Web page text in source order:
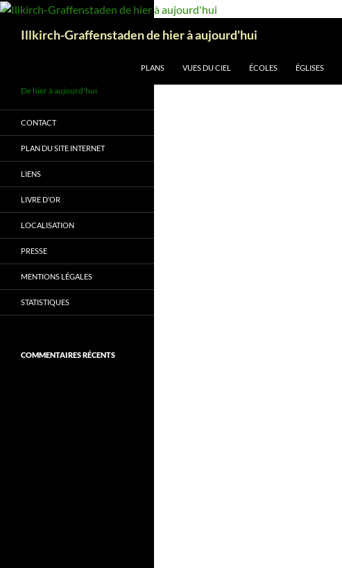
Aller
contenuIllkirch-Graffenstaden de hier à aujourd'hui
PLANS VUES DU CIEL ÉCOLES ÉGLISES
De hier à aujourd'hui
CONTACT
PLAN DU SITE INTERNET
LIENS
LIVRE D’OR
LOCALISATION
PRESSE
MENTIONS LÉGALES
STATISTIQUES
COMMENTAIRES RÉCENTS